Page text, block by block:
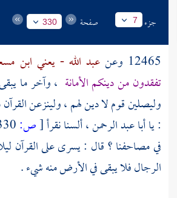
جزء 7 صفحة 330
12465 وعن عبد الله - يعني ابن
تفقدون من دينكم الأمانة ، وآخر ما
وليصلين قوم لا دين لهم ، ولينزعن
: ياأبا عبد الرحمن، ألسنا نقرأ[ص:
في مصاحفنا ؟ قال : يسرى على القرآن
الرجال فلا يبقى في الأرض منه شيء .